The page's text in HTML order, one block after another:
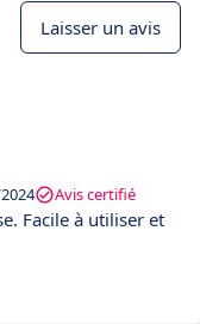
Laisser un avis
Avis certifié
Facile à utiliser et